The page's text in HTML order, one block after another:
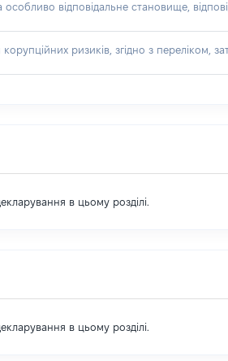
відповідальне становище,
ризиків, згідно з переліком,
в цьому розділі.
в цьому розділі.